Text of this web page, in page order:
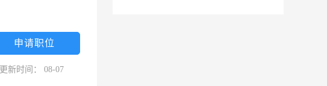
申请职位
更新时间： 08-07